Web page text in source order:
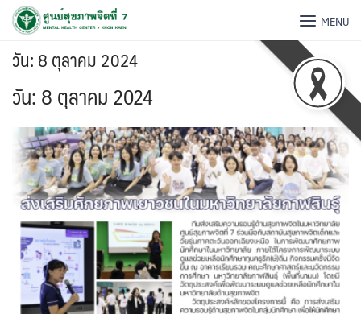
MENU
วัน:8 ตุลาคม 2024
วัน:8 ตุลาคม 2024